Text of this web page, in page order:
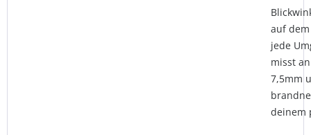
auf
jede
misst
7,5mm
deinem